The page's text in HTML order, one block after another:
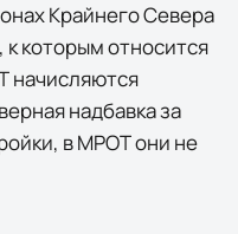
Крайнего Севера
которым относится
начисляются
надбавка за
в МРОТ они не